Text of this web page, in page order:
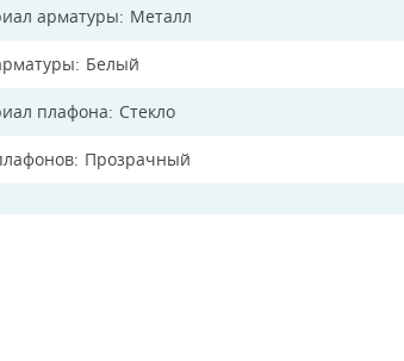
арматуры Металл
Белый
плафона Стекло
Прозрачный